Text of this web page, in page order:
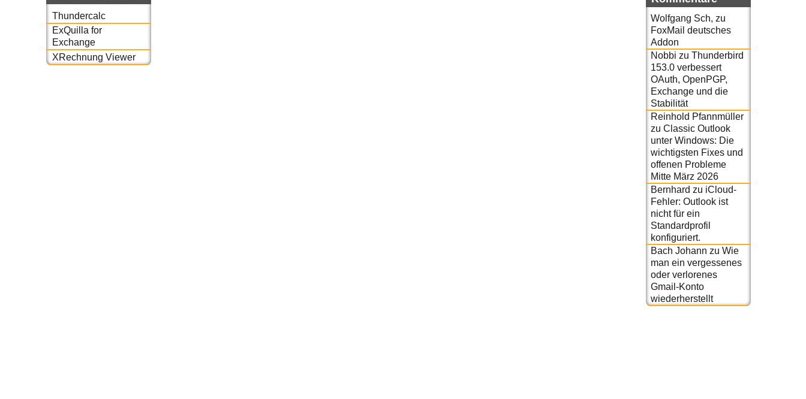
Thundercalc
ExQuilla for
Exchange
XRechnung Viewer
Wolfgang Sch, zu
FoxMail deutsches
Addon
Nobbi zu Thunderbird
153.0 verbessert
OAuth, OpenPGP,
Exchange und die
Stabilität
Reinhold Pfannmüller
zu Classic Outlook
unter Windows: Die
wichtigsten Fixes und
offenen Probleme
Mitte März 2026
Bernhard zu iCloud-
Fehler: Outlook ist
nicht für ein
Standardprofil
konfiguriert.
Bach Johann zu Wie
man ein vergessenes
oder verlorenes
Gmail-Konto
wiederherstellt